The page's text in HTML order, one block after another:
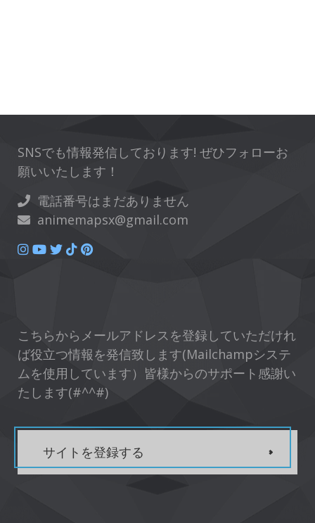
SNSでも情報発信しております! ぜひフォローお
願いいたします！
電話番号はまだありません
animemapsx@gmail.com
こちらからメールアドレスを登録していただけれ
ば役立つ情報を発信致します(Mailchampシステ
ムを使用しています）皆様からのサポート感謝い
たします(#^^#)
サイトを登録する